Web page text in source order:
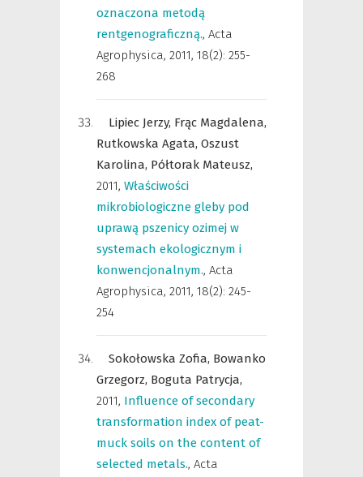
oznaczona metodą
rentgenograficzną., Acta
Agrophysica, 2011, 18(2): 255-
268
Lipiec Jerzy, Frąc Magdalena,
Rutkowska Agata, Oszust
Karolina, Półtorak Mateusz,
2011, Właściwości
mikrobiologiczne gleby pod
uprawą pszenicy ozimej w
systemach ekologicznym i
konwencjonalnym., Acta
Agrophysica, 2011, 18(2): 245-
254
Sokołowska Zofia, Bowanko
Grzegorz, Boguta Patrycja,
2011, Influence of secondary
transformation index of peat-
muck soils on the content of
selected metals., Acta